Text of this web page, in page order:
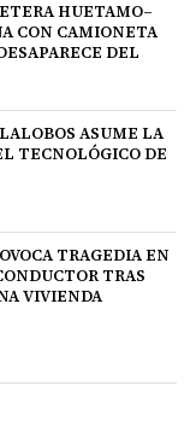
HUETAMO–
CON CAMIONETA
DEL
ASUME LA
TECNOLÓGICO DE
TRAGEDIA EN
TRAS
VIVIENDA